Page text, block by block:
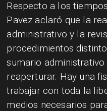
Respecto a los
Pavez aclaró que la
administrativo y la
procedimientos
sumario administrativo
reaperturar. Hay una
trabajar con toda la
medios necesarios